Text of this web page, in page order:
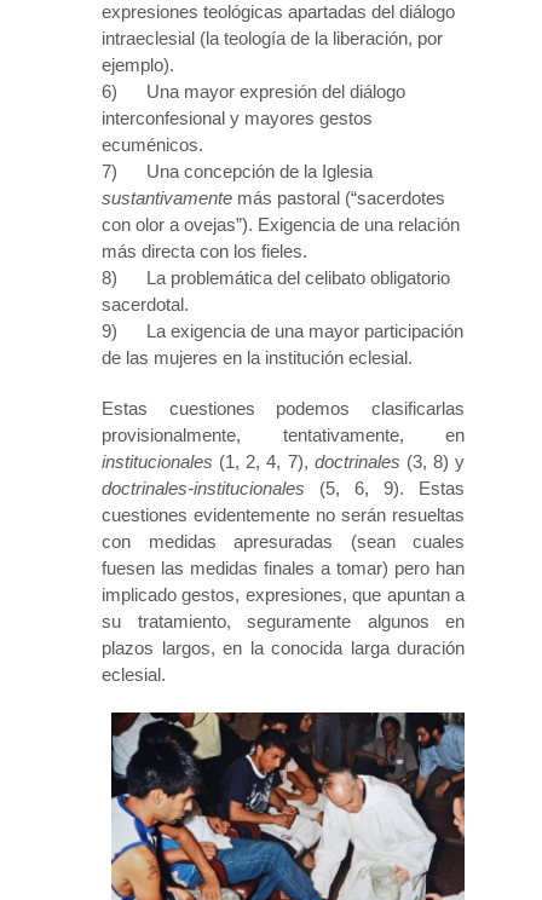
expresiones teológicas apartadas del diálogo
intraeclesial (la teología de la liberación, por
ejemplo).
6) Una mayor expresión del diálogo
interconfesional y mayores gestos
ecuménicos.
7) Una concepción de la Iglesia
sustantivamente más pastoral (“sacerdotes
con olor a ovejas”). Exigencia de una relación
más directa con los fieles.
8) La problemática del celibato obligatorio
sacerdotal.
9) La exigencia de una mayor participación
de las mujeres en la institución eclesial.
Estas cuestiones podemos clasificarlas
provisionalmente, tentativamente, en
institucionales (1, 2, 4, 7), doctrinales (3, 8) y
doctrinales-institucionales (5, 6, 9). Estas
cuestiones evidentemente no serán resueltas
con medidas apresuradas (sean cuales
fuesen las medidas finales a tomar) pero han
implicado gestos, expresiones, que apuntan a
su tratamiento, seguramente algunos en
plazos largos, en la conocida larga duración
eclesial.